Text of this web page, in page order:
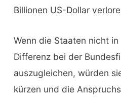
Billionen US-Dollar
Wenn die Staaten nicht
Differenz bei der
auszugleichen, würden
kürzen und die